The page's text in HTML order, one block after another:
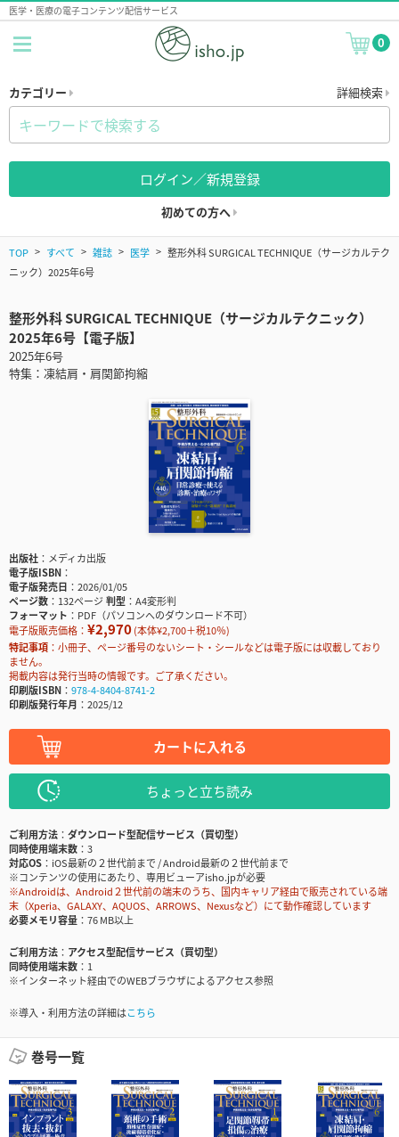
医学・医療の電子コンテンツ配信サービス
0
カテゴリー 詳細検索
ログイン／新規登録
初めての方へ
TOP すべて 雑誌 医学
整形外科 SURGICAL TECHNIQUE（サージカルテク
ニック）2025年6号
整形外科 SURGICAL TECHNIQUE（サージカルテクニック）
2025年6号【電子版】
2025年6号
特集：凍結肩・肩関節拘縮
出版社
メディカ出版
電子版ISBN
電子版発売日
2026/01/05
ページ数
132ページ判型
A4変形判
フォーマット
PDF（パソコンへのダウンロード不可）
電子版販売価格： ¥2,970(本体¥2,700＋税10％)
特記事項
小冊子、ページ番号のないシート・シールなどは電子版には収載しており
ません。
掲載内容は発行当時の情報です。ご了承ください。
印刷版ISBN
978-4-8404-8741-2
印刷版発行年月
2025/12
カートに入れる
ちょっと立ち読み
ご利用方法
ダウンロード型配信サービス（買切型）
同時使用端末数
3
対応OS
iOS最新の２世代前まで / Android最新の２世代前まで
※コンテンツの使用にあたり、専用ビューアisho.jpが必要
※Androidは、Android２世代前の端末のうち、国内キャリア経由で販売されている端
末（Xperia、GALAXY、AQUOS、ARROWS、Nexusなど）にて動作確認しています
必要メモリ容量
76 MB以上
ご利用方法
アクセス型配信サービス（買切型）
同時使用端末数
1
※インターネット経由でのWEBブラウザによるアクセス参照
※導入・利用方法の詳細はこちら
巻号一覧